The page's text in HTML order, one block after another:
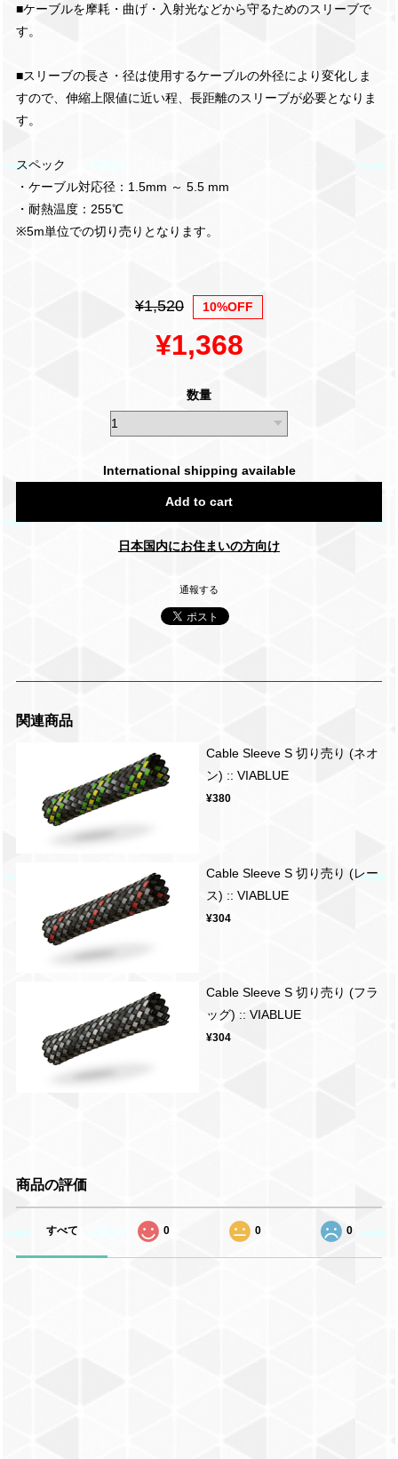
■ケーブルを摩耗・曲げ・入射光などから守るためのスリーブで
す。
■スリーブの長さ・径は使用するケーブルの外径により変化しま
すので、伸縮上限値に近い程、長距離のスリーブが必要となりま
す。
スペック
・ケーブル対応径：1.5mm ～ 5.5 mm
・耐熱温度：255℃
※5m単位での切り売りとなります。
¥1,520 10%OFF
¥1,368
数量
International shipping available
Add to cart
日本国内にお住まいの方向け
通報する
関連商品
Cable Sleeve S 切り売り (ネオ
ン) :: VIABLUE
¥380
Cable Sleeve S 切り売り (レー
ス) :: VIABLUE
¥304
Cable Sleeve S 切り売り (フラ
ッグ) :: VIABLUE
¥304
商品の評価
すべて 0 0 0